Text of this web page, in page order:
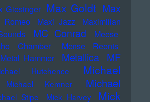
Giesinger Max Goldt Max
Romeo Maxi Jazz
Maximilian
MC Conrad
Meese
Chamber
Mense Reents
Metal Hammer Metallica MF
Hutchence
Michael
Michael Kemner
Michael
Stipe Mick Harvey
Mick